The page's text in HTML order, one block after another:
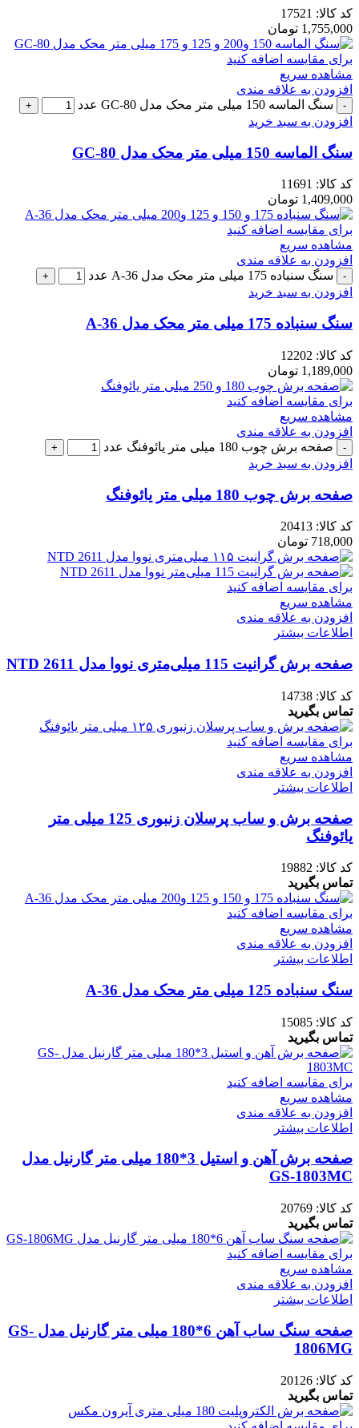
کد کالا: 17521
1,755,000 تومان
برای مقایسه اضافه کنید
مشاهده سریع
افزودن به علاقه مندی
سنگ الماسه 150 میلی متر محک مدل GC-80 عدد
افزودن به سبد خرید
سنگ الماسه 150 میلی متر محک مدل GC-80
کد کالا: 11691
1,409,000 تومان
برای مقایسه اضافه کنید
مشاهده سریع
افزودن به علاقه مندی
سنگ سنباده 175 میلی متر محک مدل A-36 عدد
افزودن به سبد خرید
سنگ سنباده 175 میلی متر محک مدل A-36
کد کالا: 12202
1,189,000 تومان
برای مقایسه اضافه کنید
مشاهده سریع
افزودن به علاقه مندی
صفحه برش چوب 180 میلی متر یائوفنگ عدد
افزودن به سبد خرید
صفحه برش چوب 180 میلی متر یائوفنگ
کد کالا: 20413
718,000 تومان
برای مقایسه اضافه کنید
مشاهده سریع
افزودن به علاقه مندی
اطلاعات بیشتر
صفحه برش گرانیت 115 میلی‌متری نووا مدل NTD 2611
کد کالا: 14738
تماس بگیرید
برای مقایسه اضافه کنید
مشاهده سریع
افزودن به علاقه مندی
اطلاعات بیشتر
صفحه برش و ساب پرسلان زنبوری 125 میلی متر
یائوفنگ
کد کالا: 19882
تماس بگیرید
برای مقایسه اضافه کنید
مشاهده سریع
افزودن به علاقه مندی
اطلاعات بیشتر
سنگ سنباده 125 میلی متر محک مدل A-36
کد کالا: 15085
تماس بگیرید
برای مقایسه اضافه کنید
مشاهده سریع
افزودن به علاقه مندی
اطلاعات بیشتر
صفحه برش آهن و استیل 3*180 میلی متر گارنیل مدل
GS-1803MC
کد کالا: 20769
تماس بگیرید
برای مقایسه اضافه کنید
مشاهده سریع
افزودن به علاقه مندی
اطلاعات بیشتر
صفحه سنگ ساب آهن 6*180 میلی متر گارنیل مدل GS-
1806MG
کد کالا: 20126
تماس بگیرید